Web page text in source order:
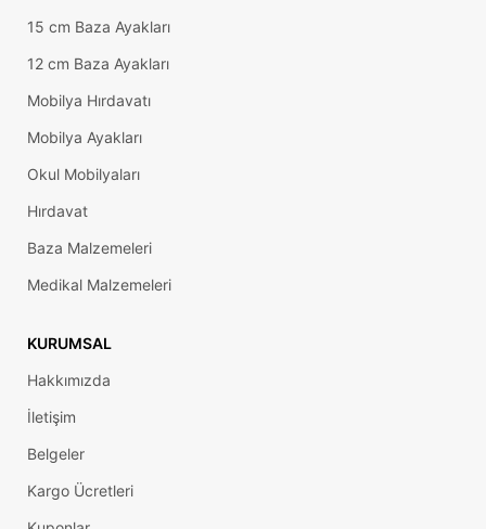
15 cm Baza Ayakları
12 cm Baza Ayakları
Mobilya Hırdavatı
Mobilya Ayakları
Okul Mobilyaları
Hırdavat
Baza Malzemeleri
Medikal Malzemeleri
KURUMSAL
Hakkımızda
İletişim
Belgeler
Kargo Ücretleri